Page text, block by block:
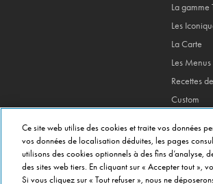
La gamme
Les
La Carte
Les Menus
Recettes
Custom
My
Ce site web utilise des cookies et traite vos données
vos données de localisation déduites, les pages
utilisons des cookies optionnels à des fins d’analyse,
des sites web tiers. En cliquant sur « Accepter tout »,
Si vous cliquez sur « Tout refuser », nous ne